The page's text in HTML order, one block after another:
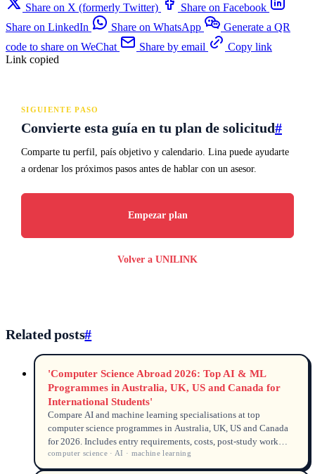
Share on X (formerly Twitter)
Share on Facebook
Share on LinkedIn
Share on WhatsApp
Generate a QR
code to share on WeChat
Share by email
Copy link
Link copied
SIGUIENTE PASO
Convierte esta guía en tu plan de solicitud#
Comparte tu perfil, país objetivo y calendario. Lina puede ayudarte
a ordenar los próximos pasos antes de hablar con un asesor.
Empezar plan
Volver a UNILINK
Related posts#
'Computer Science Abroad 2026: Top AI & ML
Programmes in Australia, UK, US and Canada for
International Students'
Compare AI and machine learning specialisations at top
computer science programmes in Australia, UK, US and Canada
for 2026. Includes entry requirements, costs, post-study work
rights and anonymised student cases from UNILINK's licensed
counsellors (MARN, QEAC). Source data from DHA, UCAS,
computer science · AI · machine learning